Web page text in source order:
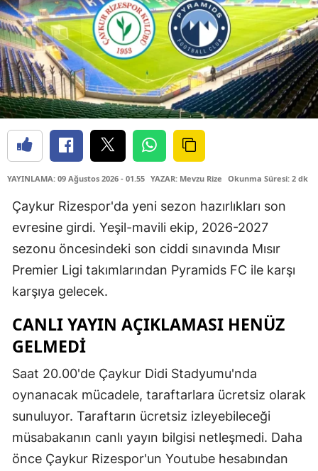
YAYINLAMA: 09 Ağustos 2026 - 01.55 YAZAR: Mevzu Rize Okunma Süresi: 2 dk
Çaykur Rizespor'da yeni sezon hazırlıkları son
evresine girdi. Yeşil-mavili ekip, 2026-2027
sezonu öncesindeki son ciddi sınavında Mısır
Premier Ligi takımlarından Pyramids FC ile karşı
karşıya gelecek.
CANLI YAYIN AÇIKLAMASI HENÜZ
GELMEDİ
Saat 20.00'de Çaykur Didi Stadyumu'nda
oynanacak mücadele, taraftarlara ücretsiz olarak
sunuluyor. Taraftarın ücretsiz izleyebileceği
müsabakanın canlı yayın bilgisi netleşmedi. Daha
önce Çaykur Rizespor'un Youtube hesabından